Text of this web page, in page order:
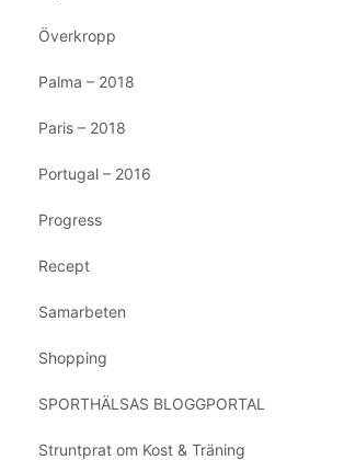
Överkropp
Palma – 2018
Paris – 2018
Portugal – 2016
Progress
Recept
Samarbeten
Shopping
SPORTHÄLSAS BLOGGPORTAL
Struntprat om Kost & Träning